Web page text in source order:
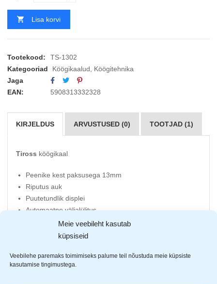
Meie veebileht kasutab
küpsiseid
Veebilehe paremaks toimimiseks palume teil nõustuda meie küpsiste
kasutamise tingimustega.
Lisa korvi
Tootekood:
TS-1302
Kategooriad
Köögikaalud
Köögitehnika
Jaga
EAN:
5908313332328
KIRJELDUS ARVUSTUSED (0) TOOTJAD (1)
Tiross köögikaal
Peenike kest paksusega 13mm
Riputus auk
Puutetundlik displei
Automaatne väljalülitus
Lubatud koormus 5kg
Patarei: 1x3V (tootega kaasas)